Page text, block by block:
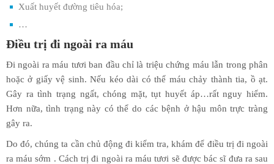
Xuất huyết đường tiêu hóa;
…
Điều trị đi ngoài ra máu
Đi ngoài ra máu tươi ban đầu chỉ là triệu chứng máu lẫn trong phân
hoặc ở giấy vệ sinh. Nếu kéo dài có thể máu chảy thành tia, ồ ạt.
Gây ra tình trạng ngất, chóng mặt, tụt huyết áp…rất nguy hiểm.
Hơn nữa, tình trạng này có thể do các bệnh ở hậu môn trực tràng
gây ra.
Do đó, chúng ta cần chủ động đi kiểm tra, khám để điều trị đi ngoài
ra máu sớm . Cách trị đi ngoài ra máu tươi sẽ được bác sĩ đưa ra sau